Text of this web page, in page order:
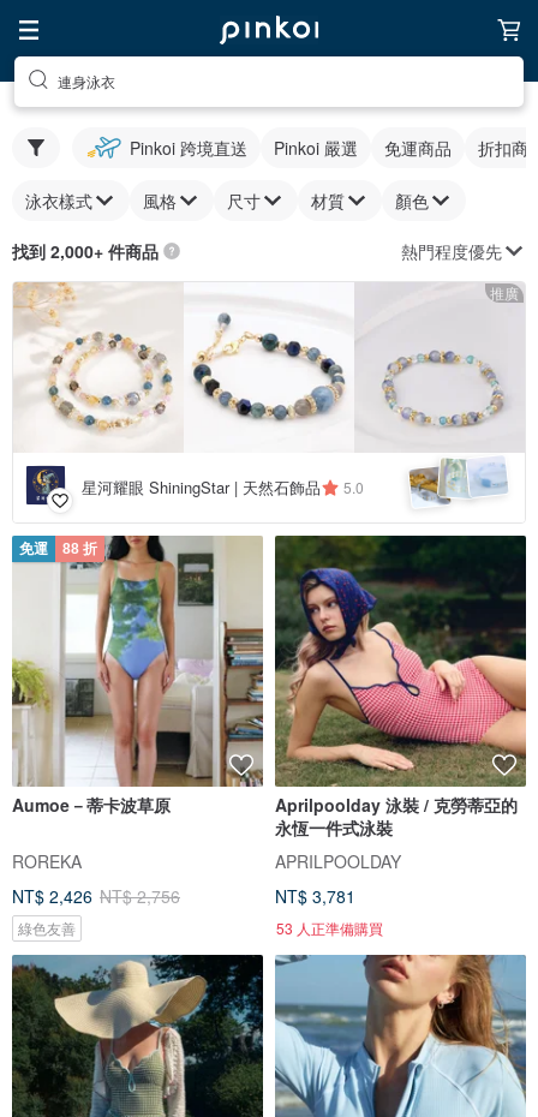
連身泳衣
Pinkoi 跨境直送 Pinkoi 嚴選 免運商品 折扣商
泳衣樣式 風格 尺寸 材質 顏色
找到 2,000+ 件商品 熱門程度優先
推廣
星河耀眼 ShiningStar | 天然石飾品 5.0
免運 88 折
Aumoe－蒂卡波草原
ROREKA
NT$ 2,426 NT$ 2,756
綠色友善
Aprilpoolday 泳裝 / 克勞蒂亞的
永恆一件式泳裝
APRILPOOLDAY
NT$ 3,781
53 人正準備購買